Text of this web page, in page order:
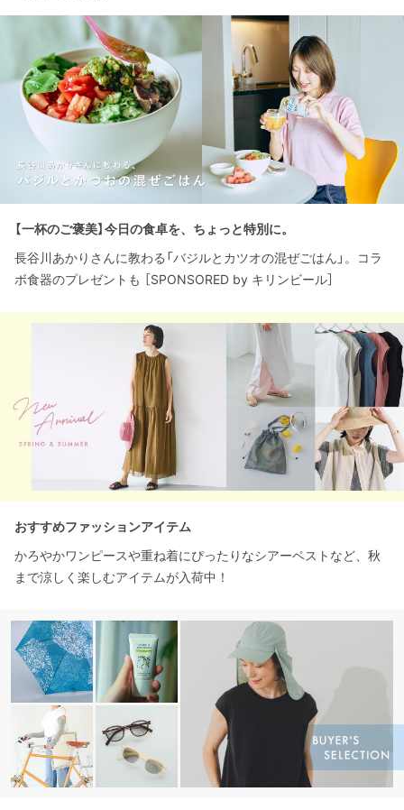
【一杯のご褒美】今日の食卓を、ちょっと特別に。
長谷川あかりさんに教わる「バジルとカツオの混ぜごはん」。コラ
ボ食器のプレゼントも ［SPONSORED by キリンビール］
おすすめファッションアイテム
かろやかワンピースや重ね着にぴったりなシアーベストなど、秋
まで涼しく楽しむアイテムが入荷中！